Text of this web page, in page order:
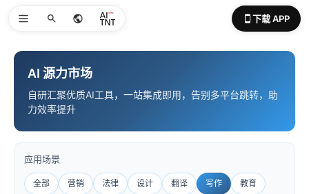
下载 APP
AI 源力市场
自研汇聚优质AI工具，一站集成即用，告别多平台跳转，助
力效率提升
应用场景
全部 营销 法律 设计 翻译 写作 教育